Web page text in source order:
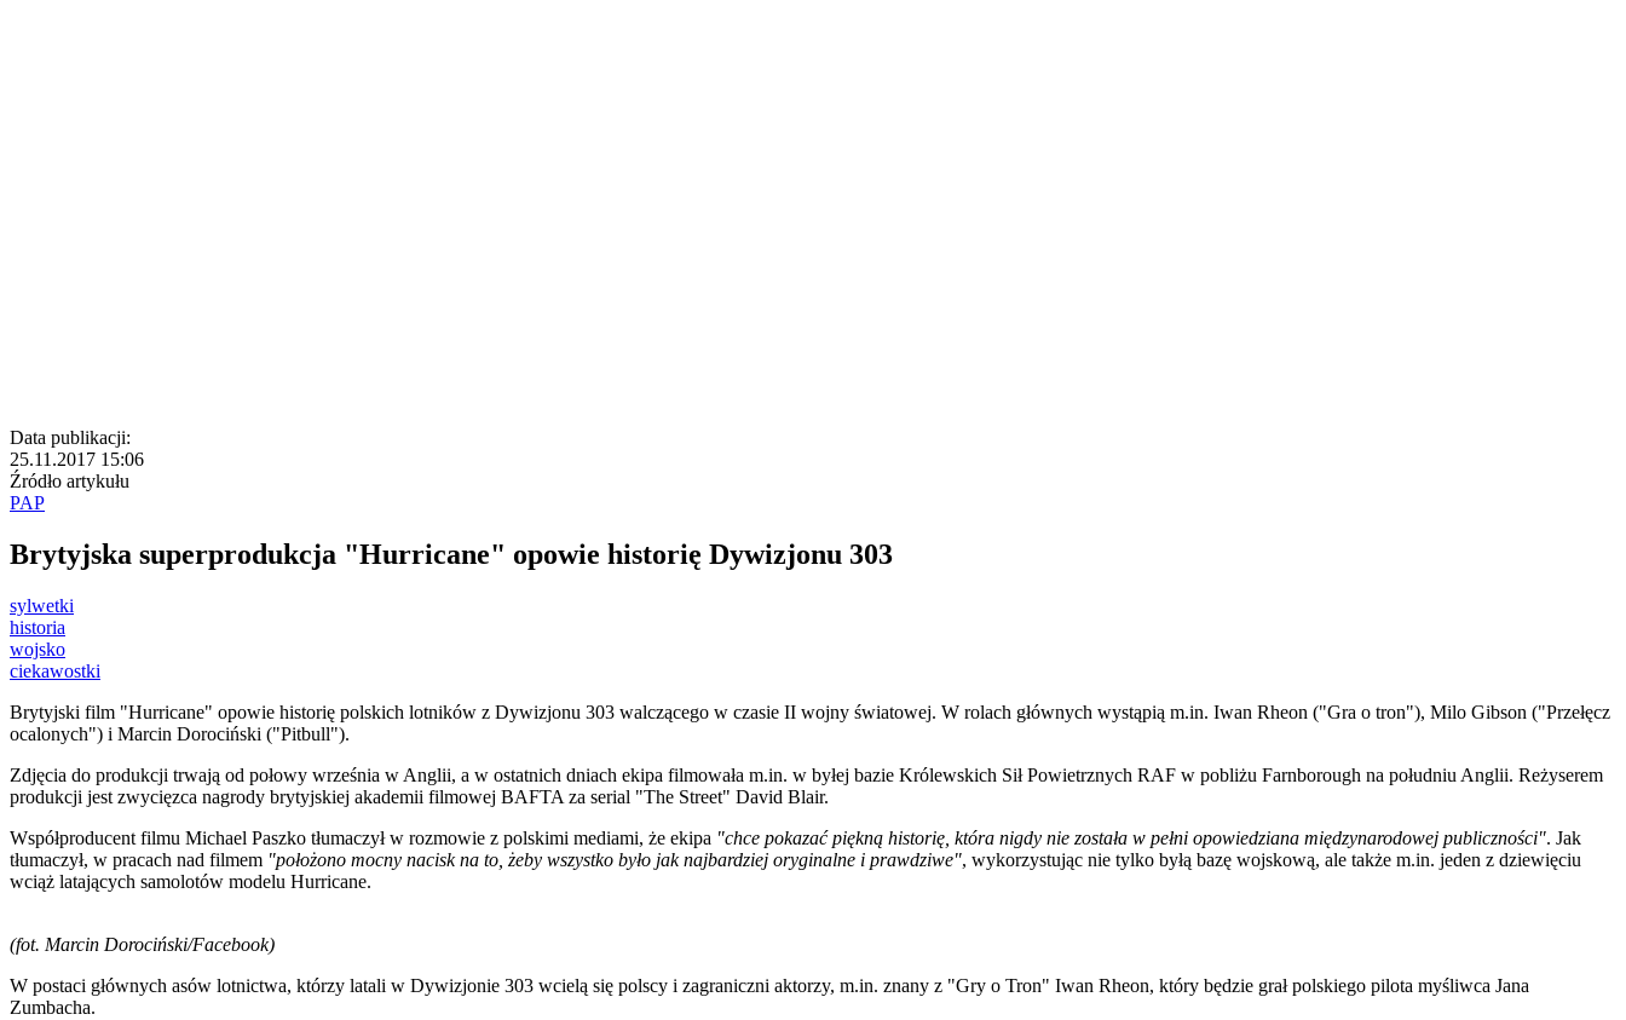
Data publikacji:
25.11.2017 15:06
Źródło artykułu
PAP
Brytyjska superprodukcja "Hurricane" opowie historię Dywizjonu 303
sylwetki
historia
wojsko
ciekawostki
Brytyjski film "Hurricane" opowie historię polskich lotników z Dywizjonu 303 walczącego w czasie II wojny światowej. W rolach głównych wystąpią m.in. Iwan Rheon ("Gra o tron"), Milo Gibson ("Przełęcz
ocalonych") i Marcin Dorociński ("Pitbull").
Zdjęcia do produkcji trwają od połowy września w Anglii, a w ostatnich dniach ekipa filmowała m.in. w byłej bazie Królewskich Sił Powietrznych RAF w pobliżu Farnborough na południu Anglii. Reżyserem
produkcji jest zwycięzca nagrody brytyjskiej akademii filmowej BAFTA za serial "The Street" David Blair.
Współproducent filmu Michael Paszko tłumaczył w rozmowie z polskimi mediami, że ekipa "chce pokazać piękną historię, która nigdy nie została w pełni opowiedziana międzynarodowej publiczności". Jak
tłumaczył, w pracach nad filmem "położono mocny nacisk na to, żeby wszystko było jak najbardziej oryginalne i prawdziwe", wykorzystując nie tylko byłą bazę wojskową, ale także m.in. jeden z dziewięciu
wciąż latających samolotów modelu Hurricane.
(fot. Marcin Dorociński/Facebook)
W postaci głównych asów lotnictwa, którzy latali w Dywizjonie 303 wcielą się polscy i zagraniczni aktorzy, m.in. znany z "Gry o Tron" Iwan Rheon, który będzie grał polskiego pilota myśliwca Jana
Zumbacha.